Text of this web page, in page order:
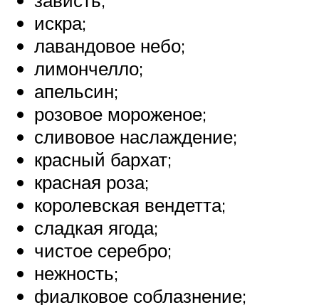
искра;
лавандовое небо;
лимончелло;
апельсин;
розовое мороженое;
сливовое наслаждение;
красный бархат;
красная роза;
королевская вендетта;
сладкая ягода;
чистое серебро;
нежность;
фиалковое соблазнение;